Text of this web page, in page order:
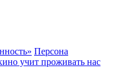
Персона
учит проживать нас